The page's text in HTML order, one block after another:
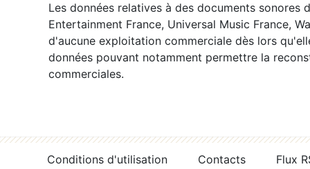
Les données relatives à des documents sonores
Entertainment France, Universal Music France,
d'aucune exploitation commerciale dès lors
données pouvant notamment permettre la
commerciales.
Conditions d'utilisation Contacts
Flux